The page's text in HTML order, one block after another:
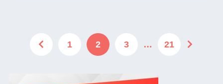
1 2 3 … 21